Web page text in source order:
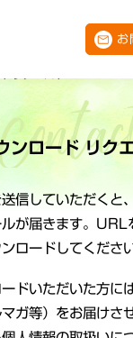
お
ンロード リク
信していただくと
が届きます。URL
ロードしてください
ドいただいた方に
ガ等）をお届けさ